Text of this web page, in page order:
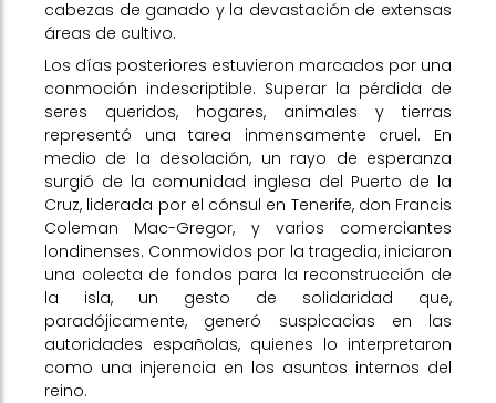
cabezas de ganado y la devastación de extensas
áreas de cultivo.
Los días posteriores estuvieron marcados por una
conmoción indescriptible. Superar la pérdida de
seres queridos, hogares, animales y tierras
representó una tarea inmensamente cruel. En
medio de la desolación, un rayo de esperanza
surgió de la comunidad inglesa del Puerto de la
Cruz, liderada por el cónsul en Tenerife, don Francis
Coleman Mac-Gregor, y varios comerciantes
londinenses. Conmovidos por la tragedia, iniciaron
una colecta de fondos para la reconstrucción de
la isla, un gesto de solidaridad que,
paradójicamente, generó suspicacias en las
autoridades españolas, quienes lo interpretaron
como una injerencia en los asuntos internos del
reino.